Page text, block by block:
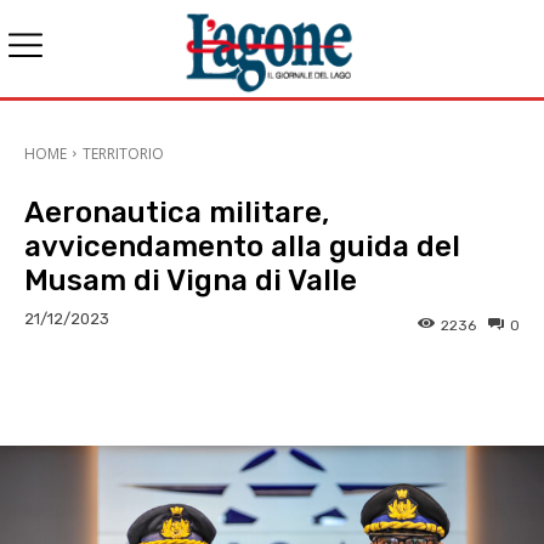
HOME TERRITORIO
Aeronautica militare,
avvicendamento alla guida del
Musam di Vigna di Valle
21/12/2023 0
2236